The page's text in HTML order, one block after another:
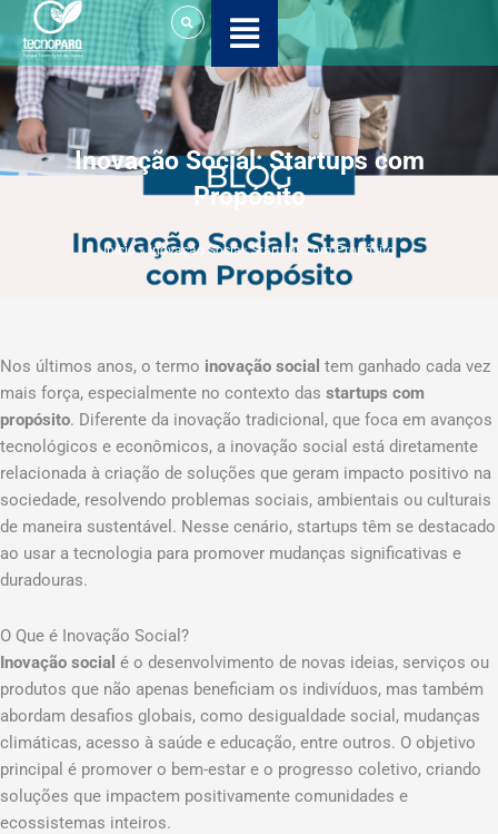
para
o
conteúdo
Inovação Social: Startups com
Propósito
Início»Inovação Social: Startups com Propósito
Nos últimos anos, o termo inovação social tem ganhado cada vez
mais força, especialmente no contexto das startups com
propósito. Diferente da inovação tradicional, que foca em avanços
tecnológicos e econômicos, a inovação social está diretamente
relacionada à criação de soluções que geram impacto positivo na
sociedade, resolvendo problemas sociais, ambientais ou culturais
de maneira sustentável. Nesse cenário, startups têm se destacado
ao usar a tecnologia para promover mudanças significativas e
duradouras.
O Que é Inovação Social?
Inovação social é o desenvolvimento de novas ideias, serviços ou
produtos que não apenas beneficiam os indivíduos, mas também
abordam desafios globais, como desigualdade social, mudanças
climáticas, acesso à saúde e educação, entre outros. O objetivo
principal é promover o bem-estar e o progresso coletivo, criando
soluções que impactem positivamente comunidades e
ecossistemas inteiros.